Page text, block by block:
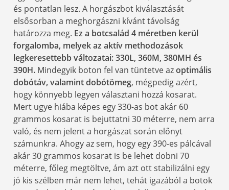
és pontatlan lesz. A horgászbot kiválasztását
elsősorban a meghorgászni kívánt távolság
határozza meg. Ez a botcsalád 4 méretben kerül
forgalomba, melyek az aktív methodozások
legkeresettebb változatai: 330L, 360M, 380MH és
390H. Mindegyik boton fel van tüntetve azoptimális
dobótáv, valamint dobótömeg, mégpedig azért,
hogy könnyebb legyen választani hozzá kosarat.
Mert ugye hiába képes egy 330-as bot akár 60
grammos kosarat is bejuttatni 30 méterre, nem arra
való, és nem jelent a horgászat során előnyt
számunkra. Ahogy az sem, hogy egy 390-es pálcával
akár 30 grammos kosarat is be lehet dobni 70
méterre, főleg megtöltve, ám azt ott stabilizálni egy
jó kis szélben már nem lehet, tehát igazából a botok